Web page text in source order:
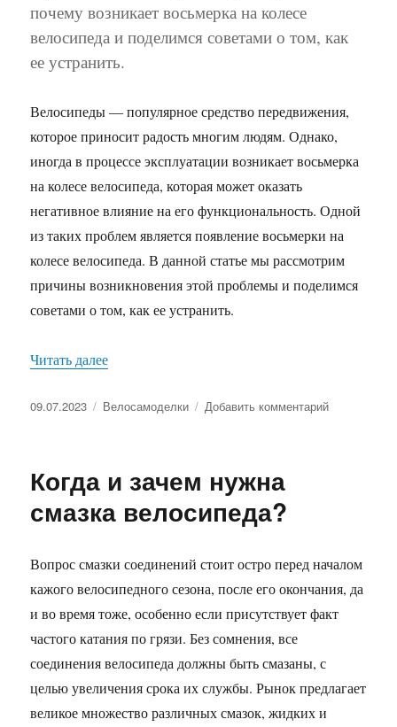
почему возникает восьмерка на колесе
велосипеда и поделимся советами о том, как
ее устранить.
Велосипеды — популярное средство передвижения,
которое приносит радость многим людям. Однако,
иногда в процессе эксплуатации возникает восьмерка
на колесе велосипеда, которая может оказать
негативное влияние на его функциональность. Одной
из таких проблем является появление восьмерки на
колесе велосипеда. В данной статье мы рассмотрим
причины возникновения этой проблемы и поделимся
советами о том, как ее устранить.
Читать далее«Восьмерка на колесе велосипеда: причины и
Опубликовано
09.07.2023 Рубрики
Велосамоделки Добавить комментарийк
убрать
Когда и зачем нужна
смазка велосипеда?
Вопрос смазки соединений стоит остро перед началом
кажого велосипедного сезона, после его окончания, да
и во время тоже, особенно если присутствует факт
частого катания по грязи. Без сомнения, все
соединения велосипеда должны быть смазаны, с
целью увеличения срока их службы. Рынок предлагает
великое множество различных смазок, жидких и